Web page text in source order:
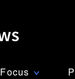
Focus ∨